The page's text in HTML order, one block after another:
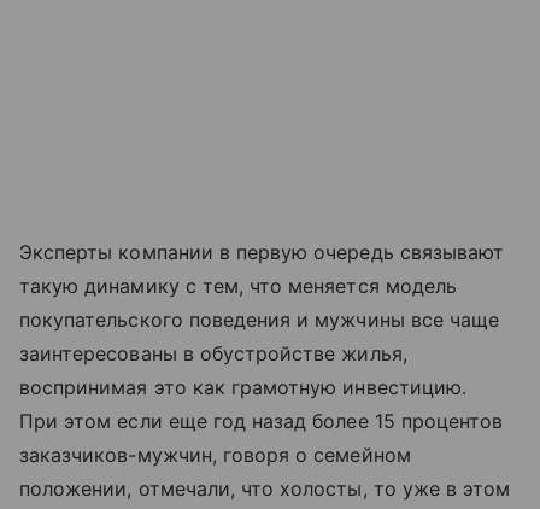
Эксперты компании в первую очередь связывают
такую динамику с тем, что меняется модель
покупательского поведения и мужчины все чаще
заинтересованы в обустройстве жилья,
воспринимая это как грамотную инвестицию.
При этом если еще год назад более 15 процентов
заказчиков-мужчин, говоря о семейном
положении, отмечали, что холосты, то уже в этом